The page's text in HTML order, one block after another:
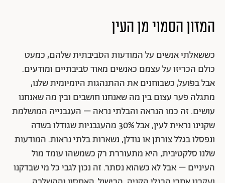
המזון הסמוי מן העין
כששאלתי אנשים על המודעות הסביבתית שלהם, כמעט
כולם הכריזו על עצמם כאנשים מאוד סביבתיים ומודעים.
אבל בפועל, כשבוחנים את ההתנהגות היומיומית שלנו,
מתגלה פער עצום בין מה שאנחנו חושבים ובין מה שאנחנו
עושים. זה כמו הנראה והבלתי נראה – העגבנייה המושלמת
שקנינו נראית לעין, אבל 30% מהעגבניות שגודלו בשדה
ונפסלו בגלל צורתן או גודלן, נשארות בלתי נראות. המודעות
שלנו סלקטיבית, היא מתעוררת רק כשמשהו עומד מול
העיניים – אבל לא כשהוא נסתר. זה נכון לגבי כל מי שבדקנו